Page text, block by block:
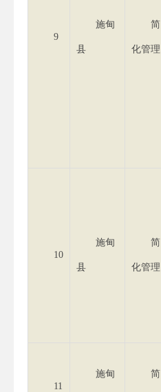
9
施甸
县
简
化管理
10
施甸
县
简
化管理
11
施甸 简